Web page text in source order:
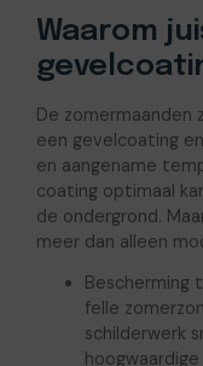
Waarom
De zomermaanden
een gevelcoating
en aangename
coating optimaal
de ondergrond.
meer dan alleen
Bescherming
felle
schilderwerk